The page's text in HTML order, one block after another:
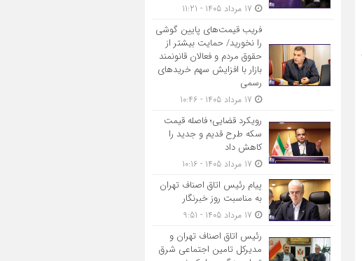
فریب قیمت‌های پایین گوشی
را نخورید/ حمایت بیشتر از
حقوق مردم و فعالان قانونمند
بازار با افزایش سهم خریدهای
رسمی
رویکرد قضایی؛ فاصله قیمت
سکه طرح قدیم و جدید را
کاهش داد
پیام رئیس اتاق اصناف تهران
به مناسبت روز خبرنگار
رئیس اتاق اصناف تهران و
مدیرکل تامین اجتماعی شرق